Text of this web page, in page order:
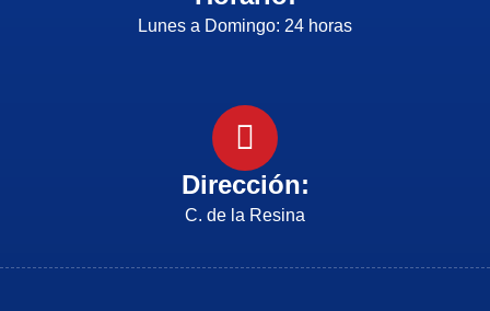
Lunes a Domingo: 24 horas
Dirección:
C. de la Resina